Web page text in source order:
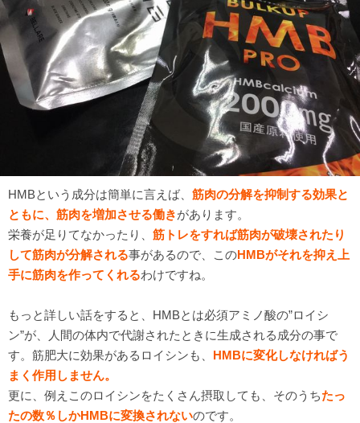
HMBという成分は簡単に言えば、 筋肉の分解を抑制する効果と
ともに、筋肉を増加させる働きがあります。
栄養が足りてなかったり、 筋トレをすれば筋肉が破壊されたり
して筋肉が分解される事があるので、このHMBがそれを抑え上
手に筋肉を作ってくれるわけですね。
もっと詳しい話をすると、HMBとは必須アミノ酸の”ロイシ
ン”が、人間の体内で代謝されたときに生成される成分の事で
す。筋肥大に効果があるロイシンも、 HMBに変化しなければう
まく作用しません。
更に、例えこのロイシンをたくさん摂取しても、そのうちたっ
たの数％しかHMBに変換されないのです。